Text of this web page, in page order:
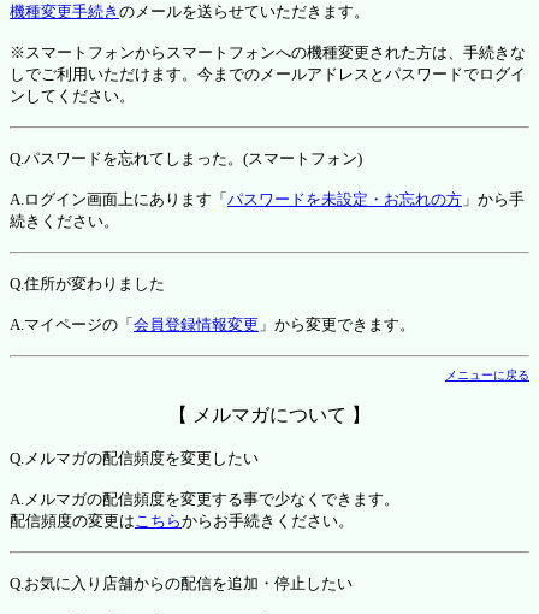
機種変更手続き のメールを送らせていただきます。
※スマートフォンからスマートフォンへの機種変更された方は、手続きな
しでご利用いただけます。今までのメールアドレスとパスワードでログイ
ンしてください。
Q.パスワードを忘れてしまった。(スマートフォン)
A.ログイン画面上にあります「 パスワードを未設定・お忘れの方 」から手
続きください。
Q.住所が変わりました
A.マイページの「 会員登録情報変更 」から変更できます。
メニューに戻る
【 メルマガについて 】
Q.メルマガの配信頻度を変更したい
A.メルマガの配信頻度を変更する事で少なくできます。
配信頻度の変更はこちらからお手続きください。
Q.お気に入り店舗からの配信を追加・停止したい